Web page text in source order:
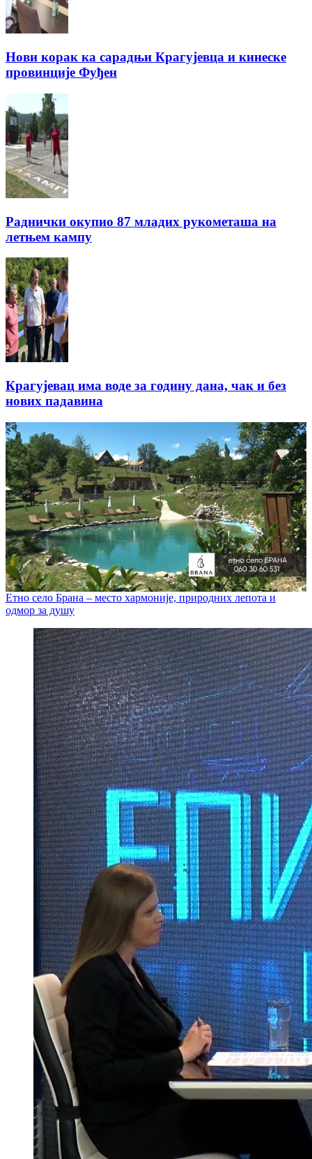
Нови корак ка сарадњи Крагујевца и кинеске
провинције Фуђен
Раднички окупио 87 младих рукометаша на
летњем кампу
Крагујевац има воде за годину дана, чак и без
нових падавина
Етно село Брана – место хармоније, природних лепота и
одмор за душу